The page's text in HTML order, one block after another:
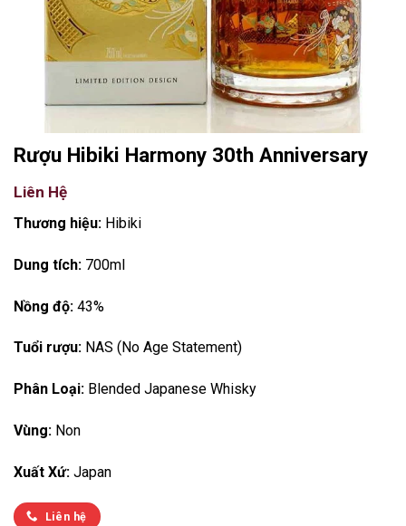
Rượu Hibiki Harmony 30th Anniversary
Liên Hệ
Thương hiệu: Hibiki
Dung tích: 700ml
Nồng độ: 43%
Tuổi rượu: NAS (No Age Statement)
Phân Loại: Blended Japanese Whisky
Vùng: Non
Xuất Xứ: Japan
Liên hệ